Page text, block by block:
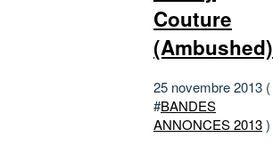
Couture
(Ambushed)
25 novembre 2013 (
#BANDES
ANNONCES 2013)